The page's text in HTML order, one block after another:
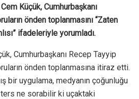
Küçük, Cumhurbaşkanı
önden toplanmasını “Zaten
ifadeleriyle yorumladı.
Cumhurbaşkanı Recep Tayyip
önden toplanmasına itiraz etti.
bir uygulama, medyanın çoğunluğu
ters ne sorabilir ki uçaktaki